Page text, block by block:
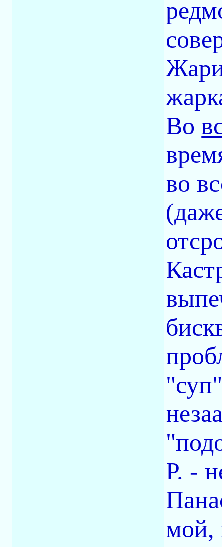
Во
во
Р. -
мой,